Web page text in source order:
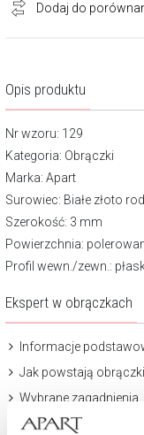
Dodaj do
Opis produktu
Nr wzoru: 129
Kategoria: Obrączki
Marka: Apart
Surowiec: Białe złoto
Szerokość: 3 mm
Powierzchnia:
Profil wewn./zewn.:
Ekspert w obrączkach
Informacje
Jak powstają obrączki
Wybrane zagadnienia